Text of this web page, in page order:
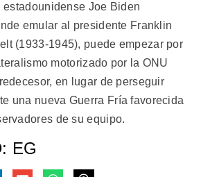
Joe Biden
emular al presidente Franklin
(1933-1945), puede empezar por
motorizado por la ONU
en lugar de perseguir
una nueva Guerra Fría favorecida
de su equipo.
EG